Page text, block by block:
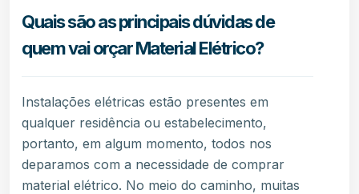
Quais são as principais dúvidas de
quem vai orçar Material Elétrico?
Instalações elétricas estão presentes em
qualquer residência ou estabelecimento,
portanto, em algum momento, todos nos
deparamos com a necessidade de comprar
material elétrico. No meio do caminho, muitas